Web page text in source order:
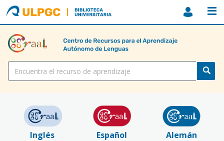
ULPGC
Biblioteca
ULPGC
Título
Inglés Español Alemán